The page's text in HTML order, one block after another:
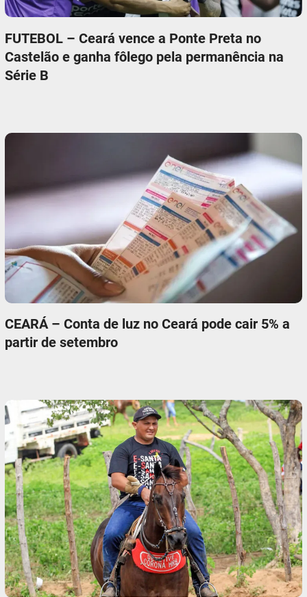
FUTEBOL – Ceará vence a Ponte Preta no
Castelão e ganha fôlego pela permanência na
Série B
CEARÁ – Conta de luz no Ceará pode cair 5% a
partir de setembro